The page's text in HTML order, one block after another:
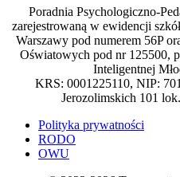
Poradnia Psychologiczno-
zarejestrowaną w ewidencji
Warszawy pod numerem 56P
Oświatowych pod nr 125500,
Inteligentnej
KRS: 0001225110, NIP:
Jerozolimskich 101
Polityka prywatności
RODO
OWU